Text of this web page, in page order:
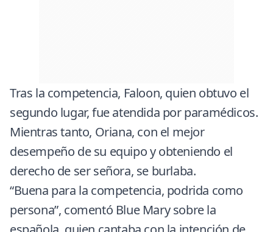
Tras la competencia, Faloon, quien obtuvo el
segundo lugar, fue atendida por paramédicos.
Mientras tanto, Oriana, con el mejor
desempeño de su equipo y obteniendo el
derecho de ser señora, se burlaba.
“Buena para la competencia, podrida como
persona”, comentó Blue Mary sobre la